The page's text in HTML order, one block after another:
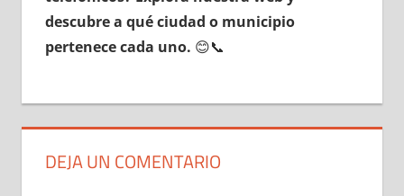
descubre а qué ciudad ο municipio
pertenece cada uno. 😊📞
DEJA UN COMENTARIO